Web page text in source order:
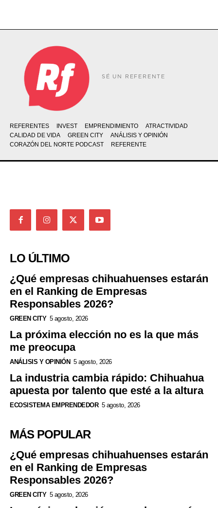
SÉ UN REFERENTE
REFERENTES INVEST EMPRENDIMIENTO
ATRACTIVIDAD
CALIDAD DE VIDA
GREEN CITY
ANÁLISIS Y OPINIÓN
CORAZÓN DEL NORTE PODCAST
REFERENTE
LO ÚLTIMO
¿Qué empresas chihuahuenses estarán
en el Ranking de Empresas
Responsables 2026?
GREEN CITY 5 agosto, 2026
La próxima elección no es la que más
me preocupa
ANÁLISIS Y OPINIÓN 5 agosto, 2026
La industria cambia rápido: Chihuahua
apuesta por talento que esté a la altura
ECOSISTEMA EMPRENDEDOR 5 agosto, 2026
MÁS POPULAR
¿Qué empresas chihuahuenses estarán
en el Ranking de Empresas
Responsables 2026?
GREEN CITY 5 agosto, 2026